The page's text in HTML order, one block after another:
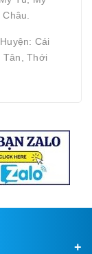
Cái
Tân, Thới